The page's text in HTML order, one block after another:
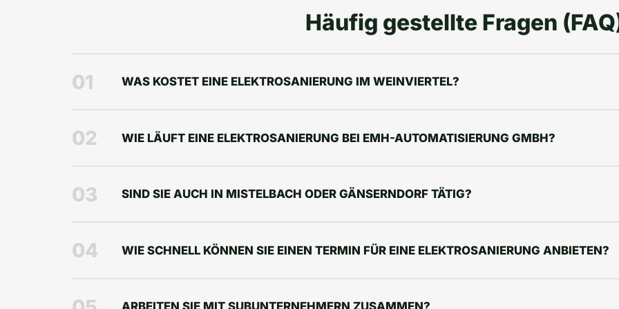
Häufig gestellte Fragen
01 WAS KOSTET EINE ELEKTROSANIERUNG IM WEINVIERTEL?
02 WIE LÄUFT EINE ELEKTROSANIERUNG BEI EMH-AUTOMATISIERUNG GMBH?
03 SIND SIE AUCH IN MISTELBACH ODER GÄNSERNDORF TÄTIG?
04 WIE SCHNELL KÖNNEN SIE EINEN TERMIN FÜR EINE ELEKTROSANIERUNG ANBIETEN?